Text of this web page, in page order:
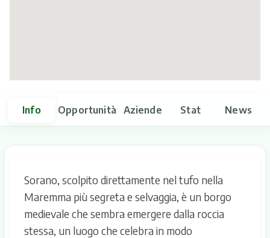
Info Opportunità Aziende Stat News
Sorano, scolpito direttamente nel tufo nella
Maremma più segreta e selvaggia, è un borgo
medievale che sembra emergere dalla roccia
stessa, un luogo che celebra in modo